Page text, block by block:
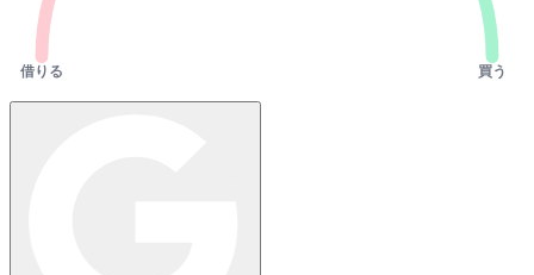
借りる 買う